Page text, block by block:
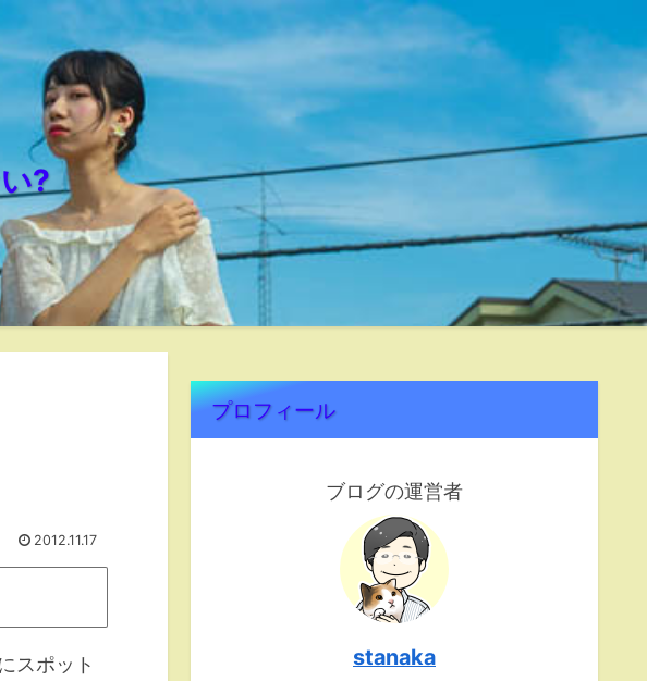
?
2012.11.17
スポット
プロフィール
ブログの運営者
stanaka